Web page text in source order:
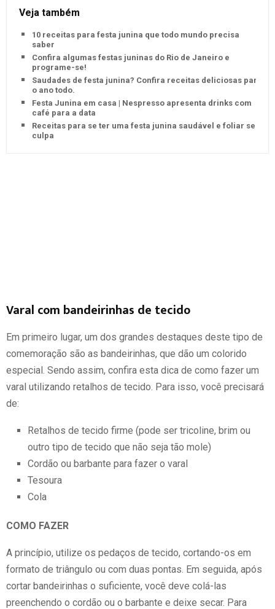
Veja também
10 receitas para festa junina que todo mundo precisa
saber
Confira algumas festas juninas do Rio de Janeiro e
programe-se!
Saudades de festa junina? Confira receitas deliciosas para
o ano todo.
Festa Junina em casa | Nespresso apresenta drinks com
café para a data
Receitas para se ter uma festa junina saudável e foliar se
culpa
Varal com bandeirinhas de tecido
Em primeiro lugar, um dos grandes destaques deste tipo de
comemoração são as bandeirinhas, que dão um colorido
especial. Sendo assim, confira esta dica de como fazer um
varal utilizando retalhos de tecido. Para isso, você precisará
de:
Retalhos de tecido firme (pode ser tricoline, brim ou
outro tipo de tecido que não seja tão mole)
Cordão ou barbante para fazer o varal
Tesoura
Cola
COMO FAZER
A princípio, utilize os pedaços de tecido, cortando-os em
formato de triângulo ou com duas pontas. Em seguida, após
cortar bandeirinhas o suficiente, você deve colá-las
preenchendo o cordão ou o barbante e deixe secar. Para